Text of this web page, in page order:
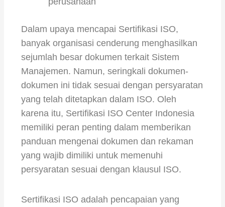
Dalam upaya mencapai Sertifikasi ISO,
banyak organisasi cenderung menghasilkan
sejumlah besar dokumen terkait Sistem
Manajemen. Namun, seringkali dokumen-
dokumen ini tidak sesuai dengan persyaratan
yang telah ditetapkan dalam ISO. Oleh
karena itu, Sertifikasi ISO Center Indonesia
memiliki peran penting dalam memberikan
panduan mengenai dokumen dan rekaman
yang wajib dimiliki untuk memenuhi
persyaratan sesuai dengan klausul ISO.
Sertifikasi ISO adalah pencapaian yang